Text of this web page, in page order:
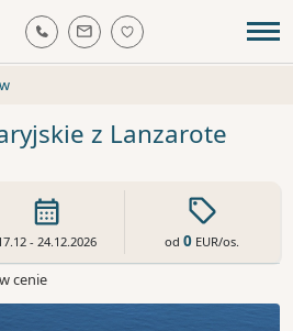
z Lanzarote
- 24.12.2026 od0 EUR/os.
cenie